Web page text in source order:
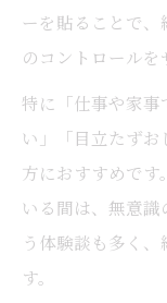
ーを貼ることで
のコントロールを
特に「仕事や家
い」「目立たず
方におすすめで
いる間は、無意
う体験談も多く
す。